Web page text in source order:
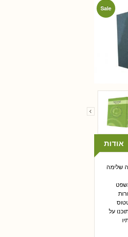
Sale
אודות
שלימה
על